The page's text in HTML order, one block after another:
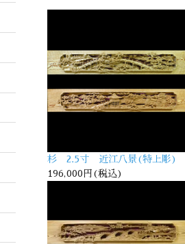
杉 2.5寸 近江八景(特上彫)
196,000円(税込)